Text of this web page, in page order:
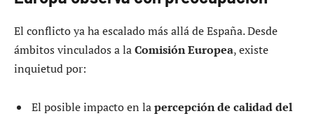
El conflicto ya ha escalado más allá de España. Desde
ámbitos vinculados a laComisión Europea, existe
inquietud por:
El posible impacto en lapercepción de calidad del